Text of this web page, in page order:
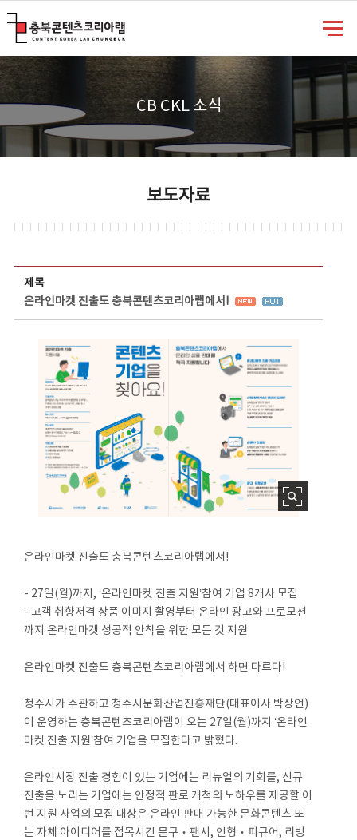
CB CKL 소식
보도자료
제목
온라인마켓 진출도 충북콘텐츠코리아랩에서!
온라인마켓 진출도 충북콘텐츠코리아랩에서!
- 27일(월)까지, ‘온라인마켓 진출 지원’참여 기업 8개사 모집
- 고객 취향저격 상품 이미지 촬영부터 온라인 광고와 프로모션
까지 온라인마켓 성공적 안착을 위한 모든 것 지원
온라인마켓 진출도 충북콘텐츠코리아랩에서 하면 다르다!
청주시가 주관하고 청주시문화산업진흥재단(대표이사 박상언)
이 운영하는 충북콘텐츠코리아랩이 오는 27일(월)까지 ‘온라인
마켓 진출 지원’참여 기업을 모집한다고 밝혔다.
온라인시장 진출 경험이 있는 기업에는 리뉴얼의 기회를, 신규
진출을 노리는 기업에는 안정적 판로 개척의 노하우를 제공할 이
번 지원 사업의 모집 대상은 온라인 판매 가능한 문화콘텐츠 또
는 자체 아이디어를 접목시킨 문구‧팬시, 인형‧피규어, 리빙